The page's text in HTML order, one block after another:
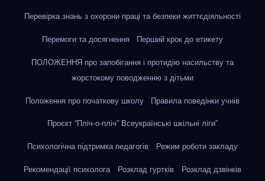
Перевірка знань з охорони праці та безпеки життєдіяльності
Перемоги та досягнення Перший крок до етикету
ПОЛОЖЕННЯ про запобігання і протидію насильству та
жорстокому поводженню з дітьми
Положення про початкову школу Правила поведінки учнів
Проєкт “Пліч-о-пліч” Всеукраїнські шкільні ліги”
Психологічна підтримка педагогів Режим роботи закладу
Рекомендації психолога Розклад гуртків Розклад дзвінків